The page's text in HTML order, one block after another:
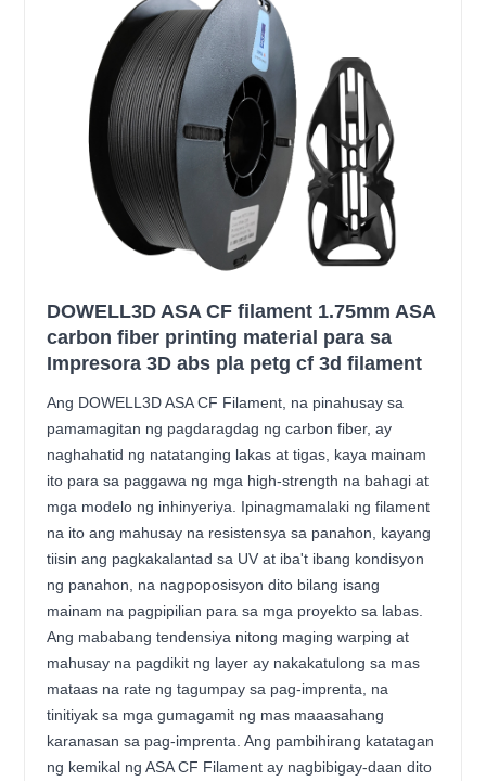
DOWELL3D ASA CF filament 1.75mm ASA
carbon fiber printing material para sa
Impresora 3D abs pla petg cf 3d filament
Ang DOWELL3D ASA CF Filament, na pinahusay sa
pamamagitan ng pagdaragdag ng carbon fiber, ay
naghahatid ng natatanging lakas at tigas, kaya mainam
ito para sa paggawa ng mga high-strength na bahagi at
mga modelo ng inhinyeriya. Ipinagmamalaki ng filament
na ito ang mahusay na resistensya sa panahon, kayang
tiisin ang pagkakalantad sa UV at iba't ibang kondisyon
ng panahon, na nagpoposisyon dito bilang isang
mainam na pagpipilian para sa mga proyekto sa labas.
Ang mababang tendensiya nitong maging warping at
mahusay na pagdikit ng layer ay nakakatulong sa mas
mataas na rate ng tagumpay sa pag-imprenta, na
tinitiyak sa mga gumagamit ng mas maaasahang
karanasan sa pag-imprenta. Ang pambihirang katatagan
ng kemikal ng ASA CF Filament ay nagbibigay-daan dito